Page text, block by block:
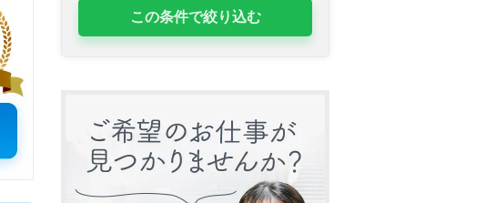
この条件で絞り込む